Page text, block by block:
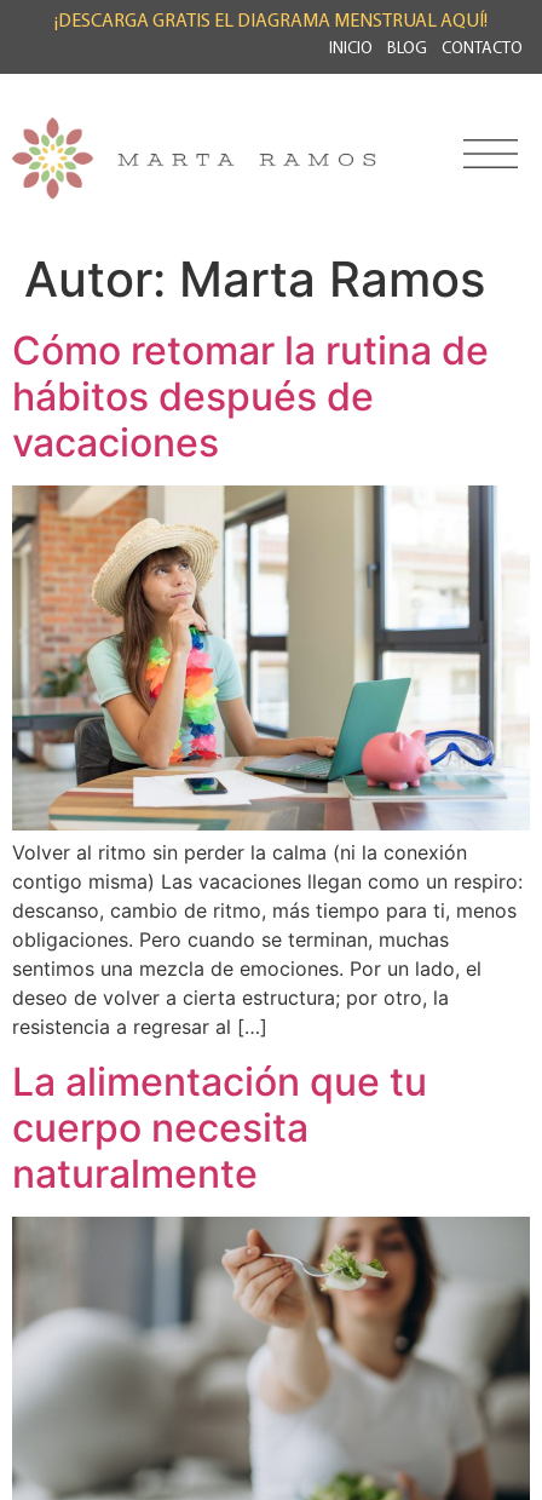
¡DESCARGA GRATIS EL DIAGRAMA MENSTRUAL AQUÍ!
INICIO BLOG CONTACTO
Autor: Marta Ramos
Cómo retomar la rutina de
hábitos después de
vacaciones
Volver al ritmo sin perder la calma (ni la conexión
contigo misma) Las vacaciones llegan como un respiro:
descanso, cambio de ritmo, más tiempo para ti, menos
obligaciones. Pero cuando se terminan, muchas
sentimos una mezcla de emociones. Por un lado, el
deseo de volver a cierta estructura; por otro, la
resistencia a regresar al […]
La alimentación que tu
cuerpo necesita
naturalmente